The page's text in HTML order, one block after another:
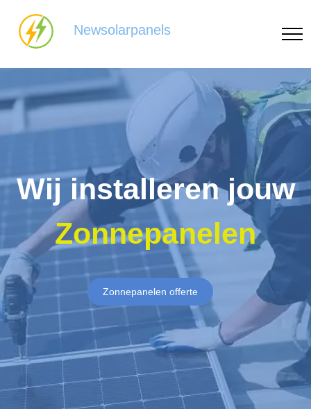
Newsolarpanels
Wij installeren jouw
Zonnepanelen
Zonnepanelen offerte